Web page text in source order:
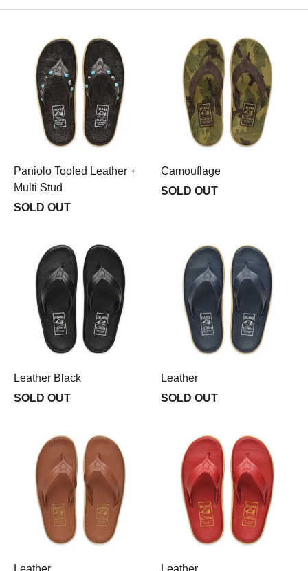
Paniolo Tooled Leather +
Multi Stud
SOLD OUT
Camouflage
SOLD OUT
Leather Black
SOLD OUT
Leather
SOLD OUT
Leather
Leather